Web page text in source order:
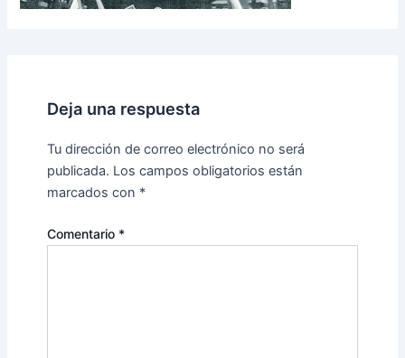
Deja una respuesta
Tu dirección de correo electrónico no será
publicada. Los campos obligatorios están
marcados con *
Comentario *